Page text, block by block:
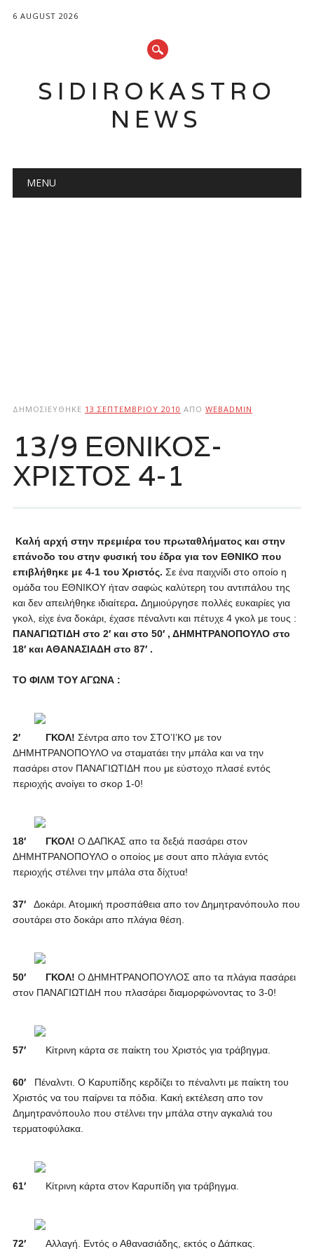
6 AUGUST 2026
SIDIROKASTRO
NEWS
Main menu
MENU
ΔΗΜΟΣΙΕΎΘΗΚΕ 13 ΣΕΠΤΕΜΒΡΊΟΥ 2010 ΑΠΌ WEBADMIN
13/9 ΕΘΝΙΚΟΣ-
ΧΡΙΣΤΟΣ 4-1
Καλή αρχή στην πρεμιέρα του πρωταθλήματος και στην
επάνοδο του στην φυσική του έδρα για τον ΕΘΝΙΚΟ που
επιβλήθηκε με 4-1 του Χριστός. Σε ένα παιχνίδι στο οποίο η
ομάδα του ΕΘΝΙΚΟΥ ήταν σαφώς καλύτερη του αντιπάλου της
και δεν απειλήθηκε ιδιαίτερα. Δημιούργησε πολλές ευκαιρίες για
γκολ, είχε ένα δοκάρι, έχασε πέναλντι και πέτυχε 4 γκολ με τους :
ΠΑΝΑΓΙΩΤΙΔΗ στο 2′ και στο 50′ , ΔΗΜΗΤΡΑΝΟΠΟΥΛΟ στο
18′ και ΑΘΑΝΑΣΙΑΔΗ στο 87′ .
ΤΟ ΦΙΛΜ ΤΟΥ ΑΓΩΝΑ :
2′ ΓΚΟΛ! Σέντρα απο τον ΣΤΟ’Ι’ΚΟ με τον
ΔΗΜΗΤΡΑΝΟΠΟΥΛΟ να σταματάει την μπάλα και να την
πασάρει στον ΠΑΝΑΓΙΩΤΙΔΗ που με εύστοχο πλασέ εντός
περιοχής ανοίγει το σκορ 1-0!
18′ ΓΚΟΛ! Ο ΔΑΠΚΑΣ απο τα δεξιά πασάρει στον
ΔΗΜΗΤΡΑΝΟΠΟΥΛΟ ο οποίος με σουτ απο πλάγια εντός
περιοχής στέλνει την μπάλα στα δίχτυα!
37′Δοκάρι. Ατομική προσπάθεια απο τον Δημητρανόπουλο που
σουτάρει στο δοκάρι απο πλάγια θέση.
50′ ΓΚΟΛ! Ο ΔΗΜΗΤΡΑΝΟΠΟΥΛΟΣ απο τα πλάγια πασάρει
στον ΠΑΝΑΓΙΩΤΙΔΗ που πλασάρει διαμορφώνοντας το 3-0!
57′ Κίτρινη κάρτα σε παίκτη του Χριστός για τράβηγμα.
60′Πέναλντι. Ο Καρυπίδης κερδίζει το πέναλντι με παίκτη του
Χριστός να του παίρνει τα πόδια. Κακή εκτέλεση απο τον
Δημητρανόπουλο που στέλνει την μπάλα στην αγκαλιά του
τερματοφύλακα.
61′ Κίτρινη κάρτα στον Καρυπίδη για τράβηγμα.
72′ Αλλαγή. Εντός ο Αθανασιάδης, εκτός ο Δάπκας.